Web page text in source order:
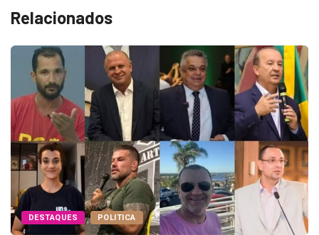
Relacionados
DESTAQUES POLITICA